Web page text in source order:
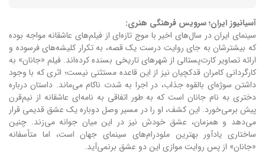
آسیانیوز ایران؛ سرویس فرهنگی هنری:
سینمای ایران در سال‌های اخیر با موج تازه‌ای از فیلم‌های عاشقانه مواجه بوده
که بیشترشان به جای روایت درست یک قصه، به تکرار کلیشه‌های فرسوده و
ارائه تصاویر کارت‌پستالی از شهرهای تاریخی بسنده کرده‌اند. فیلم «جانان» به
کارگردانی کامران قدکچیان نیز از این قاعده مستثنی نیست؛ اثری که با وجود
داشتن سوژه‌ای بالقوه جذاب، در اجرا به شدت ناکام می‌ماند. داستان درباره
دختری به نام جانان است که به طور اتفاقی به نامه‌ای عاشقانه از نیم‌قرن
پیش برمی‌خورد. این کشف، او را در مسیر وصل دوباره یک عشق قدیمی قرار
می‌دهد و همزمان، عشق خودش نیز در این میان جوانه می‌زند. چنین
ساختاری یادآور بهترین ملودرام‌های سینمای جهان است، اما متأسفانه
«جانان» از پس روایت موازی این دو عشق برنمی‌آید.